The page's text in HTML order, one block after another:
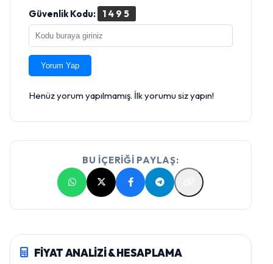
Güvenlik Kodu: 1495
Yorum Yap
Henüz yorum yapılmamış. İlk yorumu siz yapın!
BU İÇERİĞİ PAYLAŞ:
FİYAT ANALİZİ & HESAPLAMA